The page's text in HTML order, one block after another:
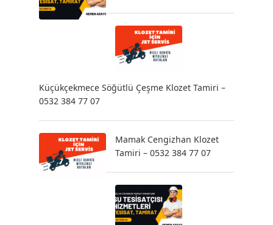
Küçükçekmece Söğütlü Çeşme Klozet Tamiri –
0532 384 77 07
Mamak Cengizhan Klozet
Tamiri – 0532 384 77 07